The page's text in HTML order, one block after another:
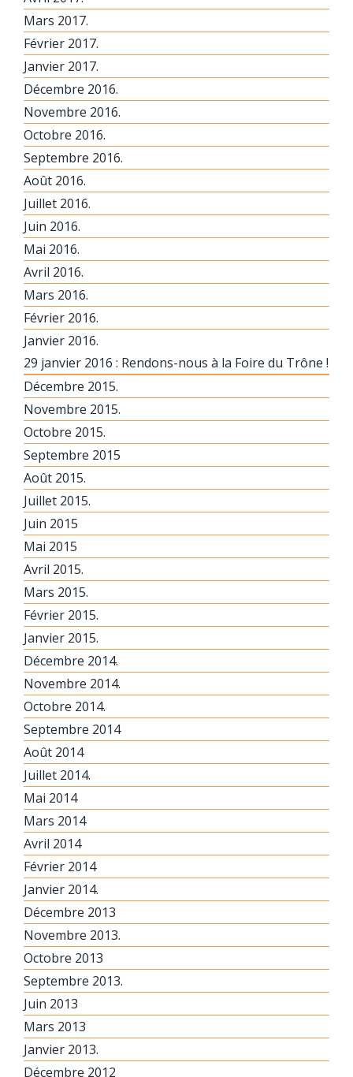
Mars 2017.
Février 2017.
Janvier 2017.
Décembre 2016.
Novembre 2016.
Octobre 2016.
Septembre 2016.
Août 2016.
Juillet 2016.
Juin 2016.
Mai 2016.
Avril 2016.
Mars 2016.
Février 2016.
Janvier 2016.
29 janvier 2016 : Rendons-nous à la Foire du Trône !
Décembre 2015.
Novembre 2015.
Octobre 2015.
Septembre 2015
Août 2015.
Juillet 2015.
Juin 2015
Mai 2015
Avril 2015.
Mars 2015.
Février 2015.
Janvier 2015.
Décembre 2014.
Novembre 2014.
Octobre 2014.
Septembre 2014
Août 2014
Juillet 2014.
Mai 2014
Mars 2014
Avril 2014
Février 2014
Janvier 2014.
Décembre 2013
Novembre 2013.
Octobre 2013
Septembre 2013.
Juin 2013
Mars 2013
Janvier 2013.
Décembre 2012